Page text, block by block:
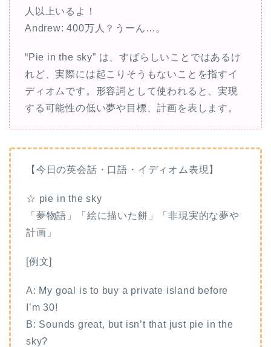
人以上いるよ！
Andrew: 400万人？うーん…。
“Pie in the sky” は、すばらしいことではあるけ
れど、実際には起こりそうもないことを指すイ
ディオムです。形容詞として使われると、実現
する可能性の低い夢や目標、計画を表します。
【今日の英会話・口語・イディオム表現】
☆ pie in the sky
「夢物語」「絵に描いた餅」「非現実的な夢や
計画」
[例文]
A: My goal is to buy a private island before
I’m 30!
B: Sounds great, but isn’t that just pie in the
sky?